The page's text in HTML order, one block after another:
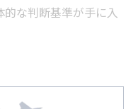
な判断基準が手に入